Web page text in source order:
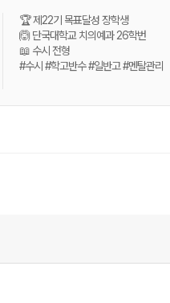
🏆 제22기 목표달성 장학생
🙆 단국대학교 치의예과 26학번
📖 수시 전형
#수시 #학고반수 #일반고 #멘탈관리